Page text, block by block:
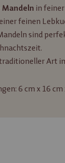
in feiner
feinen
sind
Art
6 cm x 16 cm